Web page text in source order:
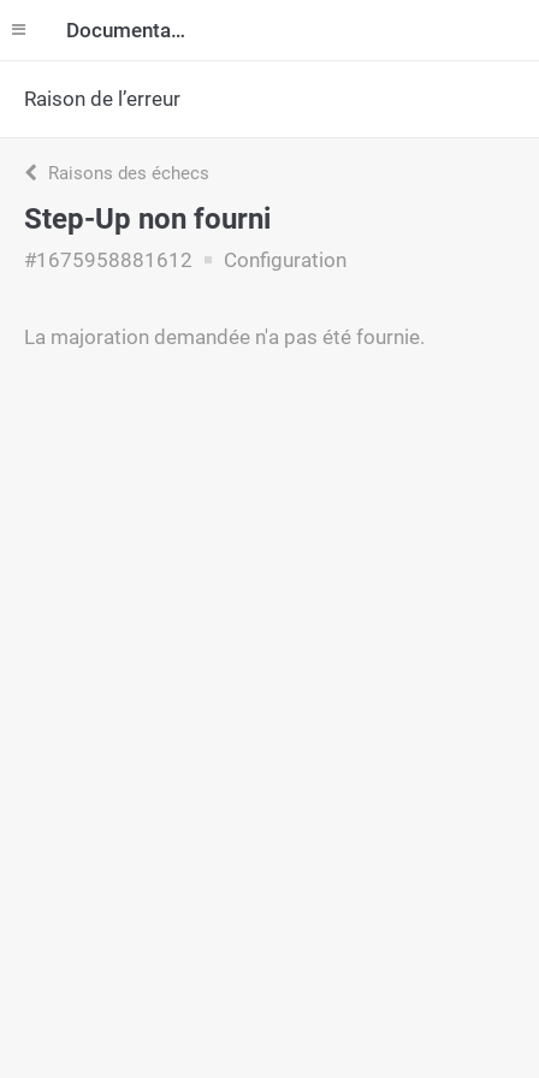
Documentation
Raison de l’erreur
Raisons des échecs
Step-Up non fourni
#1675958881612 Configuration
La majoration demandée n'a pas été fournie.